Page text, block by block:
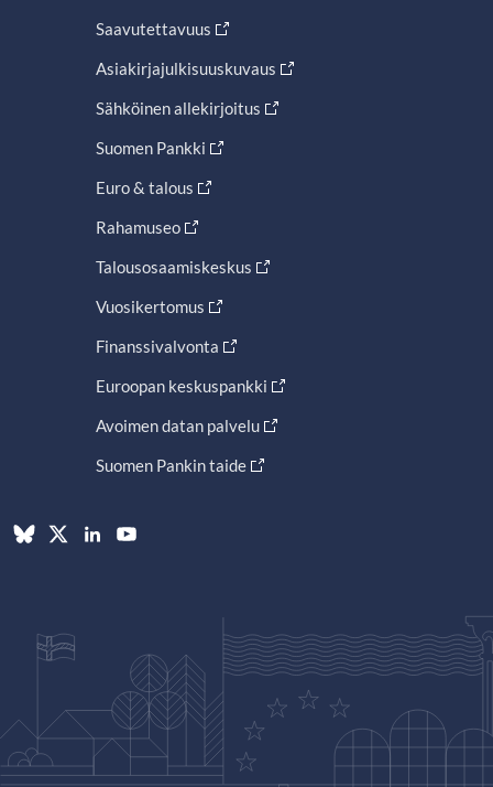
Saavutettavuus
Asiakirjajulkisuuskuvaus
Sähköinen allekirjoitus
Suomen Pankki
Euro & talous
Rahamuseo
Talousosaamiskeskus
Vuosikertomus
Finanssivalvonta
Euroopan keskuspankki
Avoimen datan palvelu
Suomen Pankin taide